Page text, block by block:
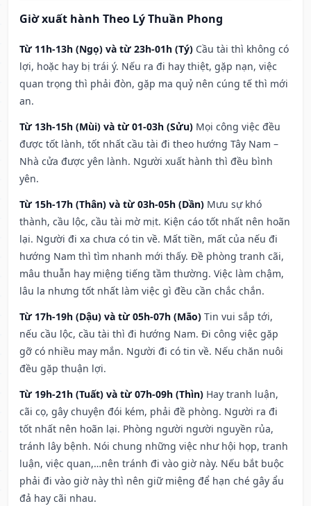
Giờ xuất hành Theo Lý Thuần Phong
Từ 11h-13h (Ngọ) và từ 23h-01h (Tý) Cầu tài thì không có
lợi, hoặc hay bị trái ý. Nếu ra đi hay thiệt, gặp nạn, việc
quan trọng thì phải đòn, gặp ma quỷ nên cúng tế thì mới
an.
Từ 13h-15h (Mùi) và từ 01-03h (Sửu) Mọi công việc đều
được tốt lành, tốt nhất cầu tài đi theo hướng Tây Nam –
Nhà cửa được yên lành. Người xuất hành thì đều bình
yên.
Từ 15h-17h (Thân) và từ 03h-05h (Dần) Mưu sự khó
thành, cầu lộc, cầu tài mờ mịt. Kiện cáo tốt nhất nên hoãn
lại. Người đi xa chưa có tin về. Mất tiền, mất của nếu đi
hướng Nam thì tìm nhanh mới thấy. Đề phòng tranh cãi,
mâu thuẫn hay miệng tiếng tầm thường. Việc làm chậm,
lâu la nhưng tốt nhất làm việc gì đều cần chắc chắn.
Từ 17h-19h (Dậu) và từ 05h-07h (Mão) Tin vui sắp tới,
nếu cầu lộc, cầu tài thì đi hướng Nam. Đi công việc gặp
gỡ có nhiều may mắn. Người đi có tin về. Nếu chăn nuôi
đều gặp thuận lợi.
Từ 19h-21h (Tuất) và từ 07h-09h (Thìn) Hay tranh luận,
cãi cọ, gây chuyện đói kém, phải đề phòng. Người ra đi
tốt nhất nên hoãn lại. Phòng người người nguyền rủa,
tránh lây bệnh. Nói chung những việc như hội họp, tranh
luận, việc quan,…nên tránh đi vào giờ này. Nếu bắt buộc
phải đi vào giờ này thì nên giữ miệng để hạn ché gây ẩu
đả hay cãi nhau.